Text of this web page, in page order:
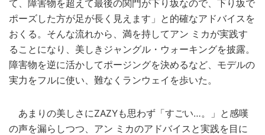
て、障害物を超えて最後の関門が下り坂なので、下り坂で
ポーズした方が足が長く見えます」と的確なアドバイスを
おくる。そんな流れから、満を持してアン ミカが実践す
ることになり、美しきジャングル・ウォーキングを披露。
障害物を逆に活かしてポージングを決めるなど、モデルの
実力をフルに使い、難なくランウェイを歩いた。
あまりの美しさにZAZYも思わず「すごい…。」と感嘆
の声を漏らしつつ、アン ミカのアドバイスと実践を目に